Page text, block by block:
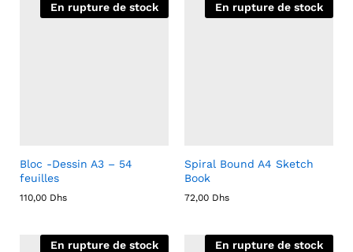
En rupture de stock
Bloc -Dessin A3 – 54
feuilles
110,00 Dhs
En rupture de stock
Spiral Bound A4 Sketch
Book
72,00 Dhs
En rupture de stock En rupture de stock